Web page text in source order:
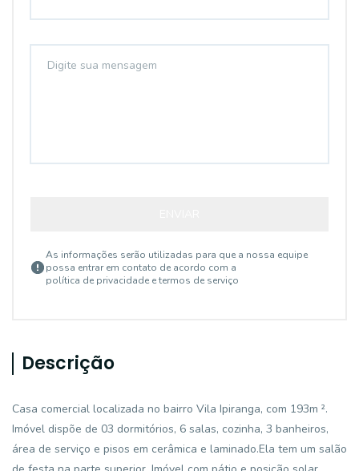
As informações serão utilizadas para que a nossa equipe
possa entrar em contato de acordo com a
política de privacidade e termos de serviço
Descrição
Casa comercial localizada no bairro Vila Ipiranga, com 193m ².
Imóvel dispõe de 03 dormitórios, 6 salas, cozinha, 3 banheiros,
área de serviço e pisos em cerâmica e laminado.Ela tem um salão